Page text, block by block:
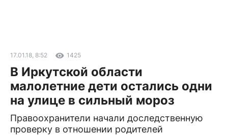
17.01.18, 8:52 1425
В Иркутской области
малолетние дети остались одни
на улице в сильный мороз
Правоохранители начали доследственную
проверку в отношении родителей